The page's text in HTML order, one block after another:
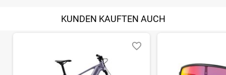
KUNDEN KAUFTEN AUCH